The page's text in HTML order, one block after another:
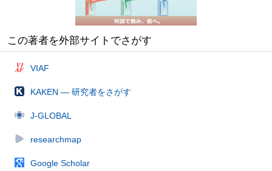
この著者を外部サイトでさがす
VIAF
KAKEN — 研究者をさがす
J-GLOBAL
researchmap
Google Scholar